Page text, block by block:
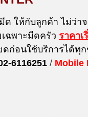
ด ให้กับลูกค้า ไม่ว่
ฉพาะมีดครัว ราคาเ
ก่อนใช้บริการได้ทุ
6116251 / Mobile